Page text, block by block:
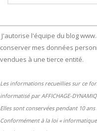
J'autorise l'équipe du blog
conserver mes données
vendues à une tierce entité.
Les informations recueillies sur ce
informatisé par AFFICHAGE-
Elles sont conservées pendant 10
Conformément à la loi «